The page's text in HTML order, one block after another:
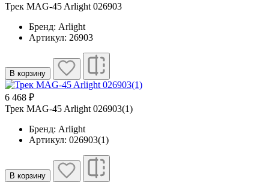
Трек MAG-45 Arlight 026903
Бренд: Arlight
Артикул: 26903
В корзину
6 468 ₽
Трек MAG-45 Arlight 026903(1)
Бренд: Arlight
Артикул: 026903(1)
В корзину